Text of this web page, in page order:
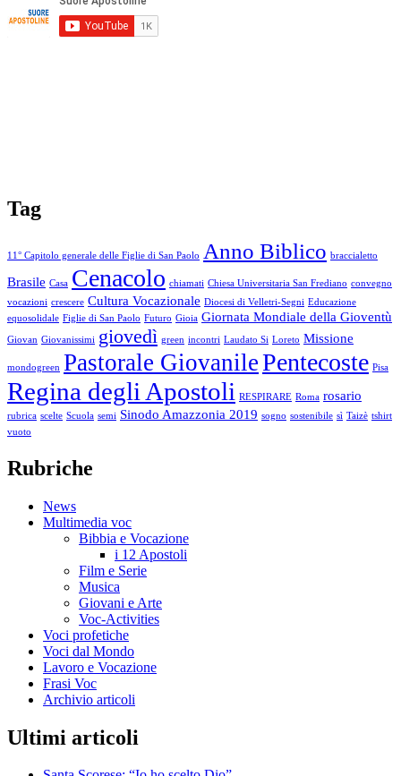
Tag
11° Capitolo generale delle Figlie di San Paolo Anno Biblico braccialetto
Brasile Casa Cenacolo chiamati Chiesa Universitaria San Frediano convegno
vocazioni crescere Cultura Vocazionale Diocesi di Velletri-Segni Educazione
equosolidale Figlie di San Paolo Futuro Gioia Giornata Mondiale della Gioventù
Giovan Giovanissimi giovedì green incontri Laudato Si Loreto Missione
mondogreen Pastorale GiovanilePentecoste Pisa
Regina degli Apostoli RESPIRARE Roma rosario
rubrica scelte Scuola semi Sinodo Amazzonia 2019 sogno sostenibile sì Taizè tshirt
vuoto
Rubriche
News
Multimedia voc
Bibbia e Vocazione
i 12 Apostoli
Film e Serie
Musica
Giovani e Arte
Voc-Activities
Voci profetiche
Voci dal Mondo
Lavoro e Vocazione
Frasi Voc
Archivio articoli
Ultimi articoli